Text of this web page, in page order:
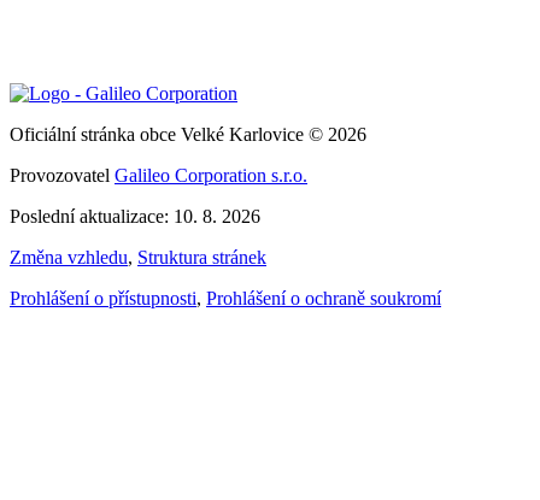
Oficiální stránka obce Velké Karlovice © 2026
Provozovatel Galileo Corporation s.r.o.
Poslední aktualizace: 10. 8. 2026
Změna vzhledu, Struktura stránek
Prohlášení o přístupnosti, Prohlášení o ochraně soukromí